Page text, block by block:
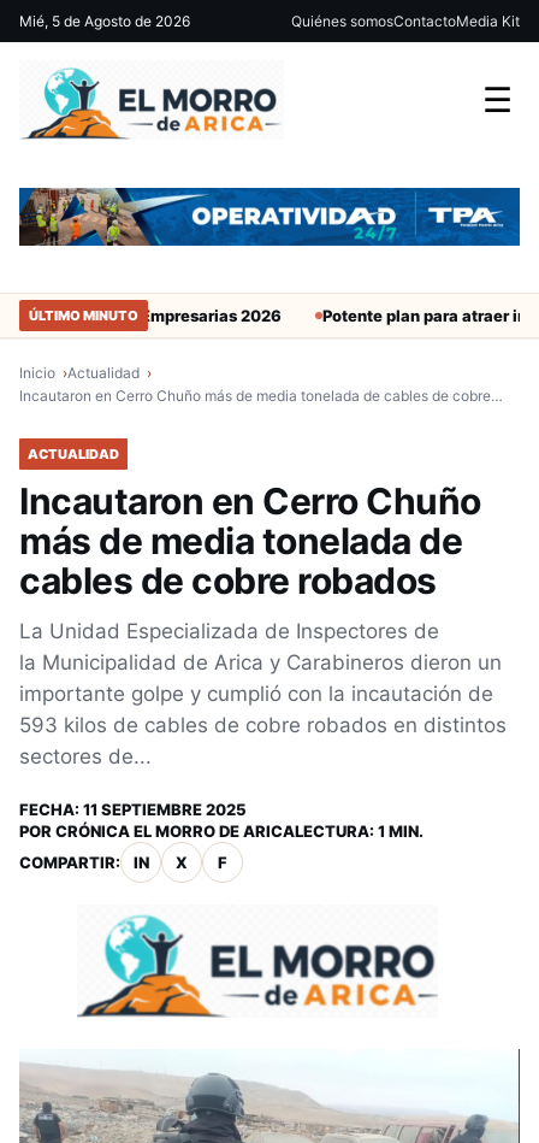
Mié, 5 de Agosto de 2026 Quiénes somosContactoMedia Kit
☰
ÚLTIMO MINUTO
Mujeres Empresarias 2026 Potente plan para atraer inversión:
Inicio
Actualidad
Incautaron en Cerro Chuño más de media tonelada de cables de cobre…
ACTUALIDAD
Incautaron en Cerro Chuño
más de media tonelada de
cables de cobre robados
La Unidad Especializada de Inspectores de
la Municipalidad de Arica y Carabineros dieron un
importante golpe y cumplió con la incautación de
593 kilos de cables de cobre robados en distintos
sectores de...
FECHA: 11 SEPTIEMBRE 2025
POR CRÓNICA EL MORRO DE ARICALECTURA: 1 MIN.
COMPARTIR:
IN X F